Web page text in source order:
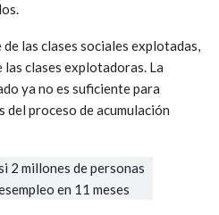
las clases sociales explotadas,
clases explotadoras. La
ya no es suficiente para
proceso de acumulación